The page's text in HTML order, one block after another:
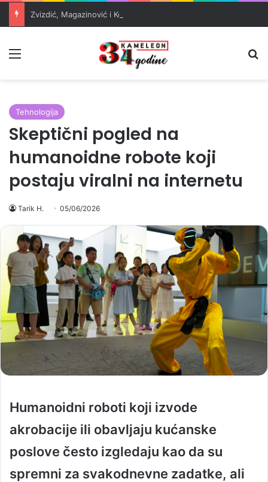
Tehnologija
Skeptični pogled na
humanoidne robote koji
postaju viralni na internetu
Tarik H. 05/06/2026
Humanoidni roboti koji izvode
akrobacije ili obavljaju kućanske
poslove često izgledaju kao da su
spremni za svakodnevne zadatke, ali